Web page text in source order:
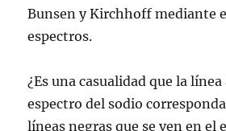
Bunsen y Kirchhoff mediante
espectros.
¿Es una casualidad que la
espectro del sodio
líneas negras que se ven en el